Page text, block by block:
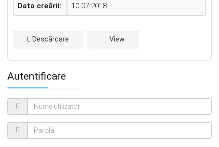
Data creării: 10-07-2018
Descărcare View
Autentificare